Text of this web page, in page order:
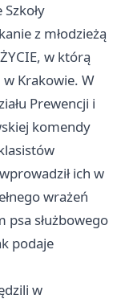
z młodzieżą
w którą
w Krakowie. W
Prewencji i
komendy
ich w
wrażeń
psa służbowego
podaje
w